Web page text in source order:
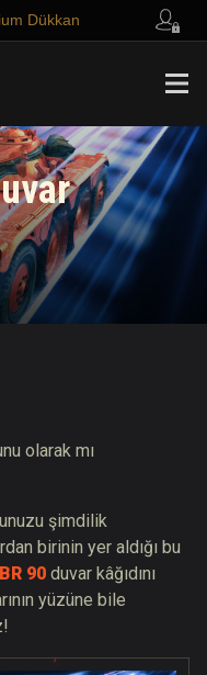
Dükkan
olarak mı
şimdilik
birinin yer aldığı bu
90 duvar kâğıdını
yüzüne bile